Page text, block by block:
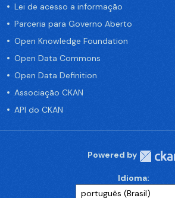
Lei de acesso a informação
Parceria para Governo Aberto
Open Knowledge Foundation
Open Data Commons
Open Data Definition
Associação CKAN
API do CKAN
Powered by
Idioma